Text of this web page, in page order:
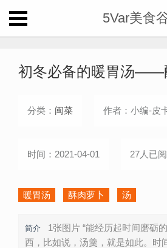
5Var美食
初冬必备的暖胃汤——
分类： 闽菜 作者：小编-皮
时间：2021-04-01 27人已
暖胃汤 酥肉萝卜 汤
简介
1张图片 “能经历起时间磨砺
西，比如说，汤羹，就是如此。时